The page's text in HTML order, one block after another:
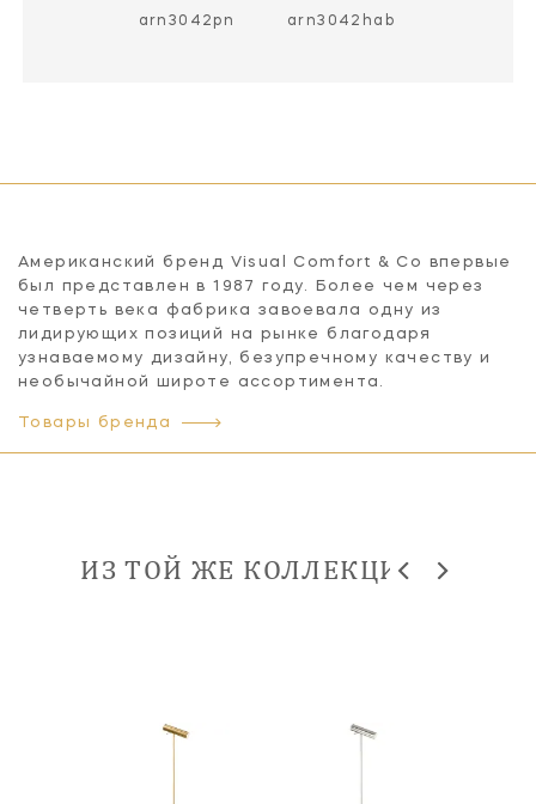
arn3042pn arn3042hab
Американский бренд Visual Comfort & Co впервые
был представлен в 1987 году. Более чем через
четверть века фабрика завоевала одну из
лидирующих позиций на рынке благодаря
узнаваемому дизайну, безупречному качеству и
необычайной широте ассортимента.
Товары бренда
ИЗ ТОЙ ЖЕ КОЛЛЕКЦИИ